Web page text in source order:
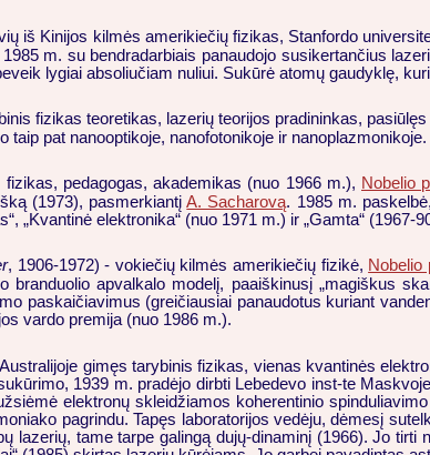
iš Kinijos kilmės amerikiečių fizikas, Stanfordo
m. su bendradarbiais panaudojo susikertančius
lygiai absoliučiam nuliui. Sukūrė atomų gaudyklę,
fizikas teoretikas, lazerių teorijos pradininkas,
pat nanooptikoje, nanofotonikoje ir nanoplazmonikoje.
pedagogas, akademikas (nuo 1966 m.), Nobelio
(1973), pasmerkiantįA. Sacharovą. 1985 m.
„Kvantinė elektronika“ (nuo 1971 m.) ir „Gamta“ (1967-
, 1906-1972) - vokiečių kilmės amerikiečių fizikė, Nobelio
branduolio apvalkalo modelį, paaiškinusį „magiškus
paskaičiavimus (greičiausiai panaudotus kuriant
vardo premija (nuo 1986 m.).
gimęs tarybinis fizikas, vienas kvantinės
1939 m. pradėjo dirbti Lebedevo inst-te
elektronų skleidžiamos koherentinio
pagrindu. Tapęs laboratorijos vedėju, dėmesį
lazerių, tame tarpe galingą dujų-dinaminį (1966). Jo